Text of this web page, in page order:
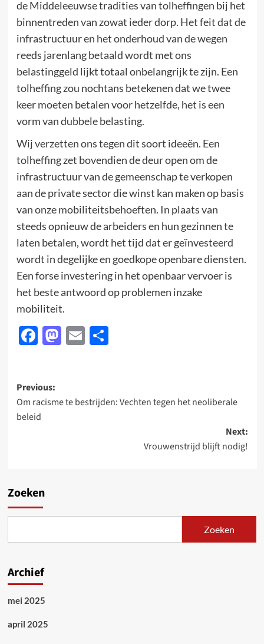
de Middeleeuwse tradities van tolheffingen bij het
binnentreden van zowat ieder dorp. Het feit dat de
infrastructuur en het onderhoud van de wegen
reeds jarenlang betaald wordt met ons
belastinggeld lijkt totaal onbelangrijk te zijn. Een
tolheffing zou nochtans betekenen dat we twee
keer moeten betalen voor hetzelfde, het is een
vorm van dubbele belasting.
Wij verzetten ons tegen dit soort ideeën. Een
tolheffing zet bovendien de deur open om de
infrastructuur van de gemeenschap te verkopen
aan de private sector die winst kan maken op basis
van onze mobiliteitsbehoeften. In plaats van
steeds opnieuw de arbeiders en hun gezinnen te
laten betalen, wordt het tijd dat er geïnvesteerd
wordt in degelijke en goedkope openbare diensten.
Een forse investering in het openbaar vervoer is
het beste antwoord op problemen inzake
mobiliteit.
Facebook
Mastodon
EmailDelen
Post
navigation
Previous:
Om racisme te bestrijden: Vechten tegen het neoliberale
beleid
Next:
Vrouwenstrijd blijft nodig!
Zoeken
Zoeken
Archief
mei 2025
april 2025